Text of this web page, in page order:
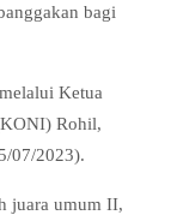
bagi
Ketua
Rohil,
07/2023).
juara umum II,